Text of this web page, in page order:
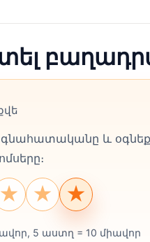
և օգնեք
★
★
★
5 աստղ = 10 միավոր